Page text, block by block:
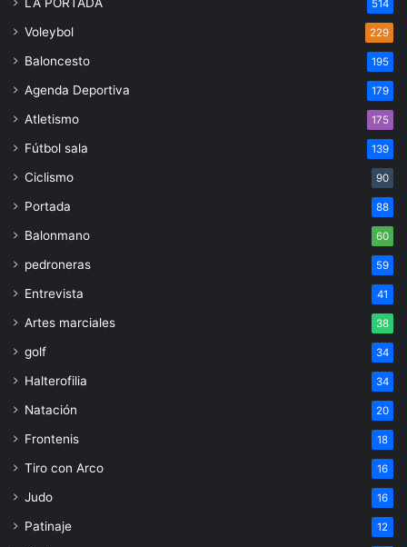
LA PORTADA 514
Voleybol 229
Baloncesto 195
Agenda Deportiva 179
Atletismo 175
Fútbol sala 139
Ciclismo 90
Portada 88
Balonmano 60
pedroneras 59
Entrevista 41
Artes marciales 38
golf 34
Halterofilia 34
Natación 20
Frontenis 18
Tiro con Arco 16
Judo 16
Patinaje 12